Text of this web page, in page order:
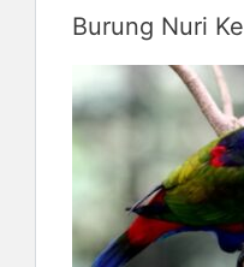
Burung Nuri